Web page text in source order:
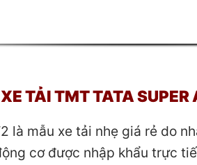
TẢI TMT TATA SUPER
là mẫu xe tải nhẹ giá rẻ do
cơ được nhập khẩu trực